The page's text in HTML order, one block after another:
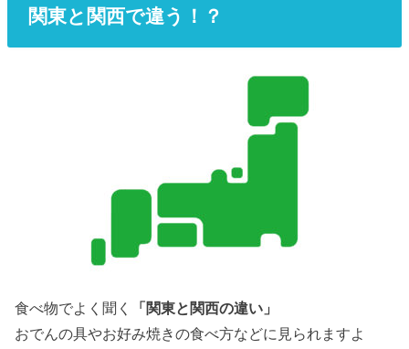
関東と関西で違う！？
食べ物でよく聞く
「関東と関西の違い」
おでんの具やお好み焼きの食べ方などに見られますよ